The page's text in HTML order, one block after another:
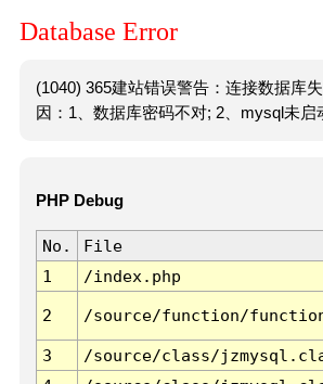
Database Error
(1040) 365建站错误警告：连接数据库
因：1、数据库密码不对; 2、mysql未启
PHP Debug
No. File
1
/index.php
2 /source/function/
3 /source/class/